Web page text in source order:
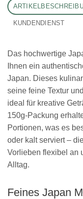
KUNDENDIENST
Das hochwertige
Ihnen ein
Japan. Dieses
seine feine Textur
ideal für kreative
150g-Packung
Portionen, was es
oder kalt serviert –
Vorlieben flexibel an
Alltag.
Feines Japan